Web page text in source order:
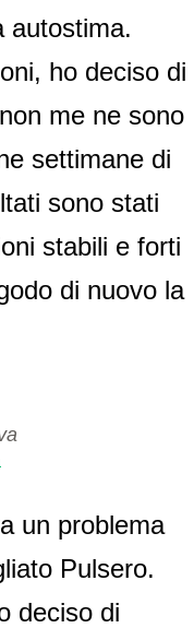
autostima.
ho deciso di
me ne sono
settimane di
sono stati
stabili e forti
di nuovo la
un problema
Pulsero.
deciso di